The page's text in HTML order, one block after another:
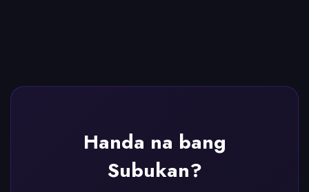
Handa na bang
Subukan?